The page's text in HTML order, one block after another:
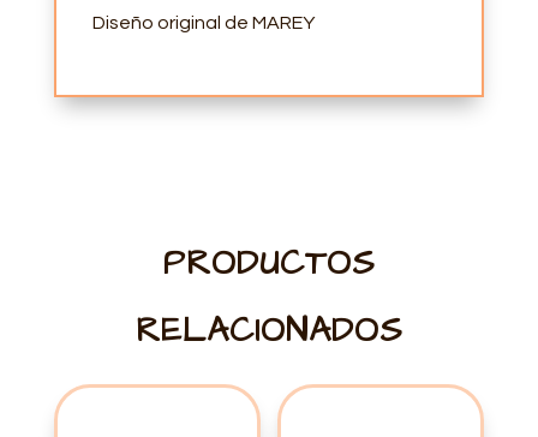
Diseño original de MAREY
PRODUCTOS
RELACIONADOS